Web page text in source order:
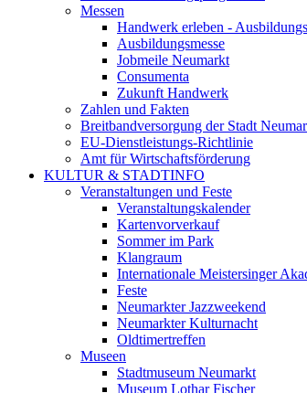
Messen
Handwerk erleben -
Ausbildungsmesse
Jobmeile Neumarkt
Consumenta
Zukunft Handwerk
Zahlen und Fakten
Breitbandversorgung der Stadt
EU-Dienstleistungs-Richtlinie
Amt für Wirtschaftsförderung
KULTUR & STADTINFO
Veranstaltungen und Feste
Veranstaltungskalender
Kartenvorverkauf
Sommer im Park
Klangraum
Internationale Meistersinger
Feste
Neumarkter Jazzweekend
Neumarkter Kulturnacht
Oldtimertreffen
Museen
Stadtmuseum Neumarkt
Museum Lothar Fischer